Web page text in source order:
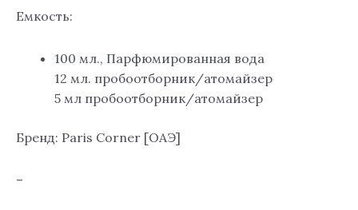
Емкость:
100 мл., Парфюмированная вода
12 мл. пробоотборник/атомайзер
5 мл пробоотборник/атомайзер
Бренд: Paris Corner [ОАЭ]
–